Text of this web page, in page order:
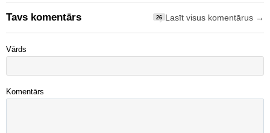
Tavs komentārs 26 Lasīt visus komentārus →
Vārds
Komentārs